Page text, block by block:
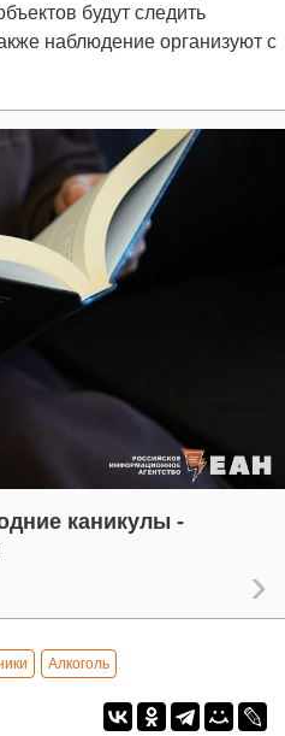
будут следить
наблюдение организуют с
каникулы -
Алкоголь